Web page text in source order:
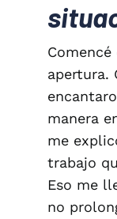
apertura.
manera
me
trabajo
Eso me
no